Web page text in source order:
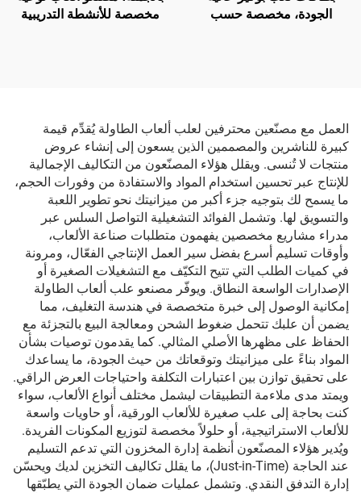
الجودة، مخصصة حسب
المصنعة الأصلية (OEM)، مع
أحجام مختلفة للرزمة (Deck
Size)
مخصصة للأنشطة التدريبية
العمل مع مصنّعين محترفين لعلب ألعاب الطاولة يُقدِّم قيمة
كبيرة للناشرين والمصممين الذين يسعون إلى إنشاء عروض
منتجات لا تُنسى. ويقلل هؤلاء المصنّعون من التكاليف الإجمالية
للإنتاج عبر تحسين استخدام المواد والاستفادة من وفورات الحجم،
ما يسمح لك بتوجيه جزء أكبر من ميزانيتك نحو تطوير اللعبة
والتسويق لها. وتشمل الفوائد التشغيلية التواصل السلس عبر
مدراء مشاريع مخصصين يفهمون متطلبات صناعة الألعاب،
وأوقات تسليم أسرع بفضل سير العمل الإنتاجي الفعّال، ومرونة
في كميات الطلب التي تتيح التكيّف مع التشغيلات الصغيرة أو
الإصدارات الواسعة النطاق. ويوفّر مصنعو علب ألعاب الطاولة
إمكانية الوصول إلى خبرة متخصصة في هندسة التغليف، مما
يضمن أن علبك تتحمل ضغوط الشحن ومعالجة البيع بالتجزئة مع
الحفاظ على مظهرها الأصلي المثالي. كما يقدمون توصيات بشأن
المواد بناءً على ميزانيتك وتوقعاتك من حيث الجودة، ما يساعدك
على تحقيق توازن بين اعتبارات التكلفة واحتياجات العرض الراقي.
ويمتد مدى ملاءمة التطبيقات ليشمل مختلف أنواع الألعاب، سواء
كنت بحاجة إلى علب صغيرة للألعاب الورقية، أو حاويات واسعة
للألعاب الاستراتيجية، أو حلولاً مخصصة لتوزيع المكونات الفريدة.
ويُدير هؤلاء المصنّعون أنظمة إدارة المخزون التي تدعم التسليم
عند الحاجة (Just-in-Time)، ما يقلل تكاليف التخزين لديك ويحسّن
إدارة التدفق النقدي. وتشمل عمليات ضمان الجودة التي يطبّقها